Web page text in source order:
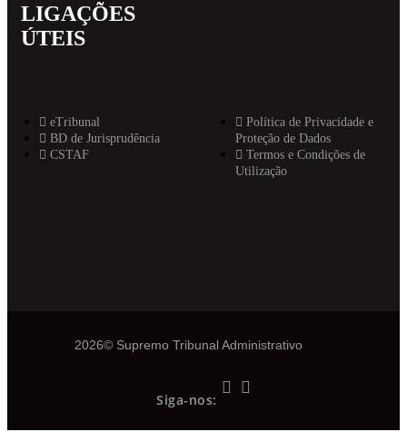
LIGAÇÕES
ÚTEIS
eTribunal
BD de Jurisprudência
CSTAF
Política de Privacidade e
Proteção de Dados
Termos e Condições de
Utilização
2026© Supremo Tribunal Administrativo
Siga-nos: